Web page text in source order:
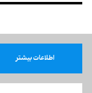
اطلاعات بیشتر